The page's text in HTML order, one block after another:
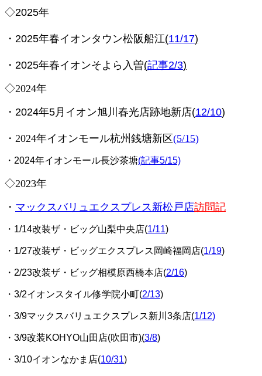
◇2025年
・2025年春イオンタウン松阪船江(11/17)
・2025年春イオンそよら入曽(記事2/3)
◇2024年
・2024年5月イオン旭川春光店跡地新店(12/10)
・2024年イオンモール杭州銭塘新区(5/15)
・2024年イオンモール長沙茶塘(記事5/15)
◇2023年
・ マックスバリュエクスプレス新松戸店訪問記
・1/14改装ザ・ビッグ山梨中央店(1/11)
・1/27改装ザ・ビッグエクスプレス岡崎福岡店(1/19)
・2/23改装ザ・ビッグ相模原西橋本店(2/16)
・3/2イオンスタイル修学院小町(2/13)
・3/9マックスバリュエクスプレス新川3条店(1/12)
・3/9改装KOHYO山田店(吹田市)(3/8)
・3/10イオンなかま店(10/31)